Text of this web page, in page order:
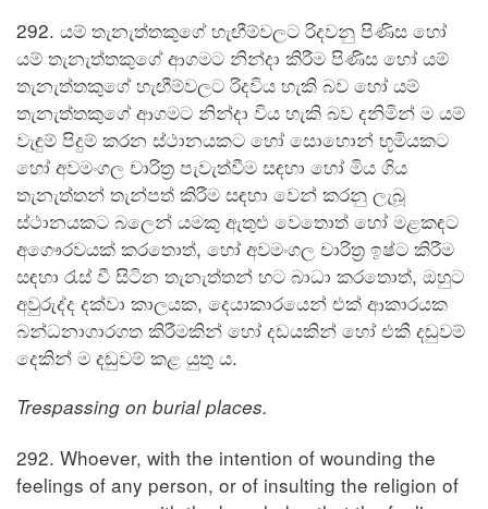
292. යම් තැනැත්තකුගේ හැඟීම්වලට රිදවනු පිණිස හෝ
යම් තැනැත්තකුගේ ආගමට නින්දා කිරීම පිණිස හෝ යම්
තැනැත්තකුගේ හැඟීම්වලට රිදවිය හැකි බව හෝ යම්
තැනැත්තකුගේ ආගමට නින්දා විය හැකි බව දනිමින් ම යම්
වැඳුම් පිදුම් කරන ස්ථානයකට හෝ සොහොන් භූමියකට
හෝ අවමංගල චාරිත්‍ර පැවැත්වීම සඳහා හෝ මිය ගිය
තැනැත්තන් තැන්පත් කිරීම සඳහා වෙන් කරනු ලැබූ
ස්ථානයකට බලෙන් යමකු ඇතුළු වෙතොත් හෝ මළකඳට
අගෞරවයක් කරතොත්, හෝ අවමංගල චාරිත්‍ර ඉෂ්ට කිරීම
සඳහා රැස් වී සිටින තැනැත්තන් හට බාධා කරතොත්, ඔහුට
අවුරුද්ද දක්වා කාලයක, දෙයාකාරයෙන් එක් ආකාරයක
බන්ධනාගාරගත කිරීමකින් හෝ දඩයකින් හෝ එකී දඬුවම්
දෙකින් ම දඬුවම් කළ යුතු ය.
Trespassing on burial places.
292. Whoever, with the intention of wounding the
feelings of any person, or of insulting the religion of